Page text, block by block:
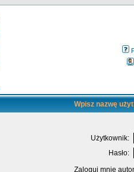
Wpisz nazwę
Użytkownik:
Hasło:
Zaloguj mnie